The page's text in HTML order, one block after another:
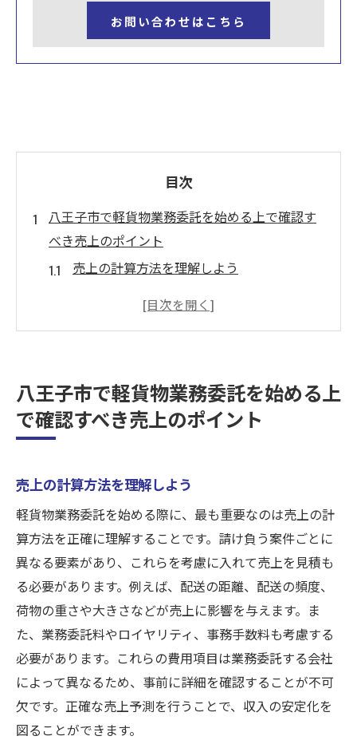
お問い合わせはこちら
目次
八王子市で軽貨物業務委託を始める上で確認す
べき売上のポイント
売上の計算方法を理解しよう
主要な売上源の特定と分析
売上データの管理と活用方法
業務委託料の内訳を理解しよう: 八王子市で軽貨
基本業務委託料の構成要素
追加業務に対する料金設定
委託料の市場相場と比較
委託先企業ごとの料金差異
適正な業務委託契約の結び方
委託料の交渉ポイント
ロイヤリティとその影響を知る: 八王子市の軽貨
物業務委託での重要事項
ロイヤリティの基本概念
ロイヤリティが売上に与える影響
八王子市で軽貨物業務委託を始める上
で確認すべき売上のポイント
売上の計算方法を理解しよう
軽貨物業務委託を始める際に、最も重要なのは売上の計
算方法を正確に理解することです。請け負う案件ごとに
異なる要素があり、これらを考慮に入れて売上を見積も
る必要があります。例えば、配送の距離、配送の頻度、
荷物の重さや大きさなどが売上に影響を与えます。ま
た、業務委託料やロイヤリティ、事務手数料も考慮する
必要があります。これらの費用項目は業務委託する会社
によって異なるため、事前に詳細を確認することが不可
欠です。正確な売上予測を行うことで、収入の安定化を
図ることができます。